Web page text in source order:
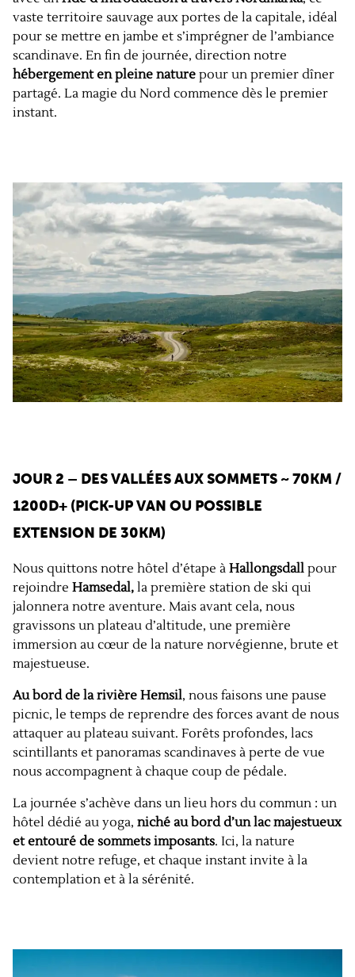
vaste territoire sauvage aux portes de la capitale, idéal
pour se mettre en jambe et s’imprégner de l’ambiance
scandinave. En fin de journée, direction notre
hébergement en pleine nature pour un premier dîner
partagé. La magie du Nord commence dès le premier
instant.
JOUR 2 – DES VALLÉES AUX SOMMETS ~ 70KM /
1200D+ (PICK-UP VAN OU POSSIBLE
EXTENSION DE 30KM)
Nous quittons notre hôtel d’étape à Hallongsdall pour
rejoindre Hamsedal, la première station de ski qui
jalonnera notre aventure. Mais avant cela, nous
gravissons un plateau d’altitude, une première
immersion au cœur de la nature norvégienne, brute et
majestueuse.
Au bord de la rivière Hemsil, nous faisons une pause
picnic, le temps de reprendre des forces avant de nous
attaquer au plateau suivant. Forêts profondes, lacs
scintillants et panoramas scandinaves à perte de vue
nous accompagnent à chaque coup de pédale.
La journée s’achève dans un lieu hors du commun : un
hôtel dédié au yoga, niché au bord d’un lac majestueux
et entouré de sommets imposants. Ici, la nature
devient notre refuge, et chaque instant invite à la
contemplation et à la sérénité.